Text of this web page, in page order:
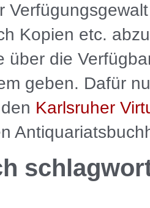
Kopien etc.
über die
geben. Dafür
Karlsruher